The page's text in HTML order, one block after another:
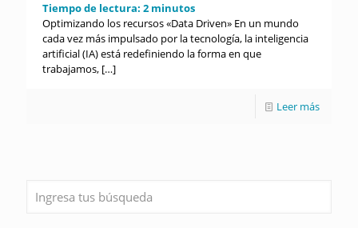
Tiempo de lectura: 2 minutos
Optimizando los recursos «Data Driven» En un mundo
cada vez más impulsado por la tecnología, la inteligencia
artificial (IA) está redefiniendo la forma en que
trabajamos, […]
Leer más